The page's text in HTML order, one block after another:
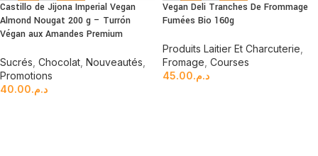
Castillo de Jijona Imperial Vegan
Almond Nougat 200 g – Turrón
Végan aux Amandes Premium
Sucrés Chocolat Nouveautés
Promotions
د.م.40.00
Vegan Deli Tranches De Frommage
Fumées Bio 160g
Produits Laitier Et Charcuterie
Fromage Courses
د.م.45.00